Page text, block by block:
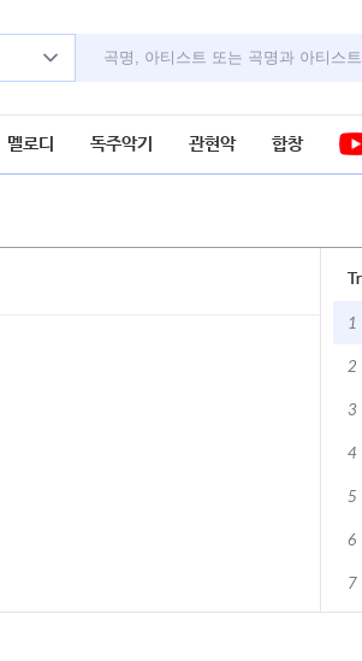
멜로디 독주악기 관현악 합창
1
2
3
4
5
6
7